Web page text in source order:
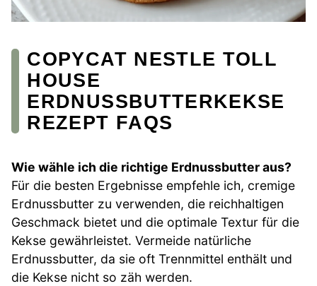
COPYCAT NESTLE TOLL
HOUSE
ERDNUSSBUTTERKEKSE
REZEPT FAQS
Wie wähle ich die richtige Erdnussbutter aus?
Für die besten Ergebnisse empfehle ich, cremige
Erdnussbutter zu verwenden, die reichhaltigen
Geschmack bietet und die optimale Textur für die
Kekse gewährleistet. Vermeide natürliche
Erdnussbutter, da sie oft Trennmittel enthält und
die Kekse nicht so zäh werden.